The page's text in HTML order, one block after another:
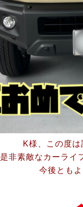
K様、この度は
是非素敵なカーライ
今後とも